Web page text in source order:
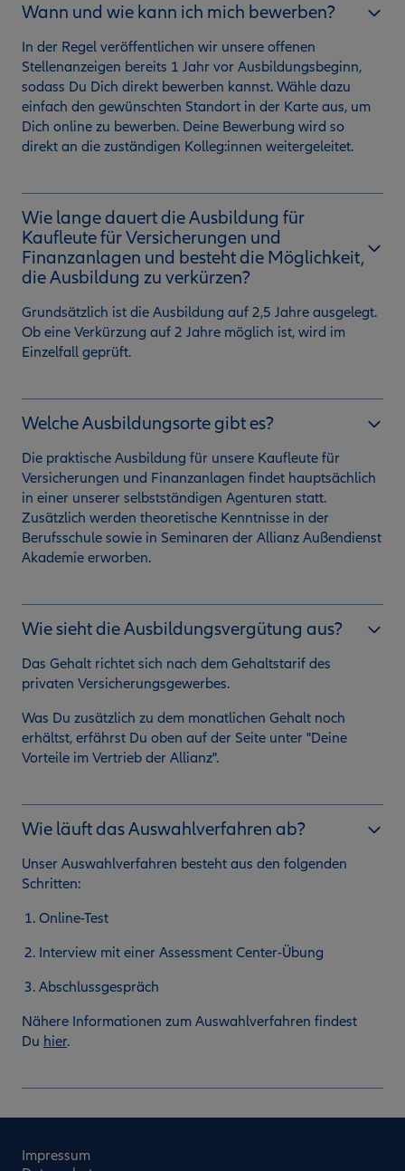
Wann und wie kann ich mich bewerben?
In der Regel veröffentlichen wir unsere offenen
Stellenanzeigen bereits 1 Jahr vor Ausbildungsbeginn,
sodass Du Dich direkt bewerben kannst. Wähle dazu
einfach den gewünschten Standort in der Karte aus, um
Dich online zu bewerben. Deine Bewerbung wird so
direkt an die zuständigen Kolleg:innen weitergeleitet.
Wie lange dauert die Ausbildung für
Kaufleute für Versicherungen und
Finanzanlagen und besteht die Möglichkeit,
die Ausbildung zu verkürzen?
Grundsätzlich ist die Ausbildung auf 2,5 Jahre ausgelegt.
Ob eine Verkürzung auf 2 Jahre möglich ist, wird im
Einzelfall geprüft.
Welche Ausbildungsorte gibt es?
Die praktische Ausbildung für unsere Kaufleute für
Versicherungen und Finanzanlagen findet hauptsächlich
in einer unserer selbstständigen Agenturen statt.
Zusätzlich werden theoretische Kenntnisse in der
Berufsschule sowie in Seminaren der Allianz Außendienst
Akademie erworben.
Wie sieht die Ausbildungsvergütung aus?
Das Gehalt richtet sich nach dem Gehaltstarif des
privaten Versicherungsgewerbes.
Was Du zusätzlich zu dem monatlichen Gehalt noch
erhältst, erfährst Du oben auf der Seite unter "Deine
Vorteile im Vertrieb der Allianz".
Wie läuft das Auswahlverfahren ab?
Unser Auswahlverfahren besteht aus den folgenden
Schritten:
Online-Test
Interview mit einer Assessment Center-Übung
Abschlussgespräch
Nähere Informationen zum Auswahlverfahren findest
Du hier.
Impressum